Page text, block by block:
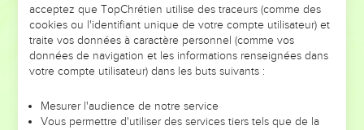
DE L’ANNÉE !
ET SI LEURS ERREURS POUVAIENT VOUS ÉVITER LES
VOTRES ?
leur foi ou leur vision. Mais on voit moins les doutes, les erreurs
et les saisons difficiles qu'ils ont traversés, alors même que ce
acceptez que TopChrétien utilise des traceurs (comme des
cookies ou l'identifiant unique de votre compte utilisateur) et
traite vos données à caractère personnel (comme vos
données de navigation et les informations renseignées dans
votre compte utilisateur) dans les buts suivants :
Mesurer l'audience de notre service
Vous permettre d'utiliser des services tiers tels que de la